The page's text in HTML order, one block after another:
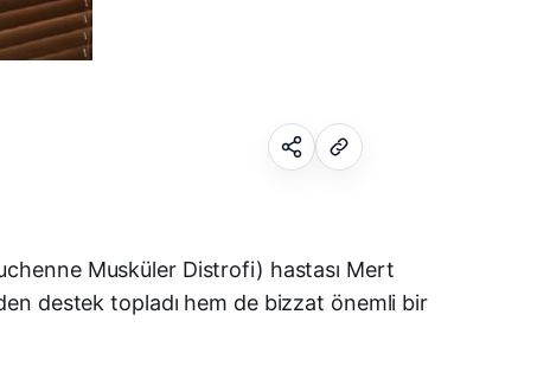
Facebook
Musküler Distrofi) hastası Mert
destek topladı hem de bizzat önemli bir